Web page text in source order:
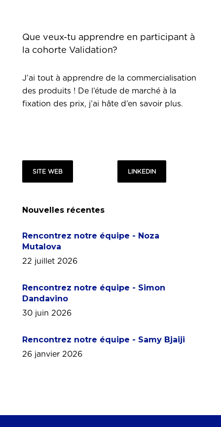
Que veux-tu apprendre en participant à
la cohorte Validation?
J’ai tout à apprendre de la commercialisation
des produits ! De l’étude de marché à la
fixation des prix, j’ai hâte d’en savoir plus.
SITE WEB LINKEDIN
Nouvelles récentes
Rencontrez notre équipe - Noza
Mutalova
22 juillet 2026
Rencontrez notre équipe - Simon
Dandavino
30 juin 2026
Rencontrez notre équipe - Samy Bjaiji
26 janvier 2026